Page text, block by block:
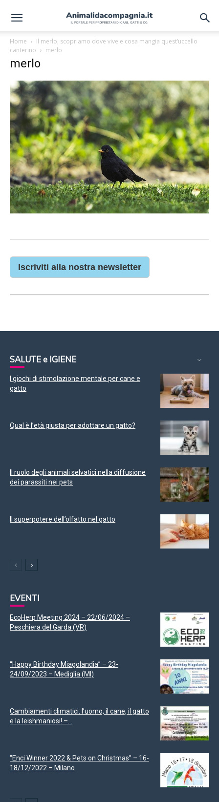
Home
Il merlo, scopriamo dove vive e cosa mangia quest’uccello
canterino
merlo
merlo
Iscriviti alla nostra newsletter
SALUTE e IGIENE
I giochi di stimolazione mentale per cane e
gatto
Qual è l’età giusta per adottare un gatto?
Il ruolo degli animali selvatici nella diffusione
dei parassiti nei pets
Il superpotere dell’olfatto nel gatto
EVENTI
EcoHerp Meeting 2024 – 22/06/2024 –
Peschiera del Garda (VR)
“Happy Birthday Miagolandia” – 23-
24/09/2023 – Mediglia (MI)
Cambiamenti climatici: l’uomo, il cane, il gatto
e la leishmaniosi! –...
“Enci Winner 2022 & Pets on Christmas” – 16-
18/12/2022 – Milano